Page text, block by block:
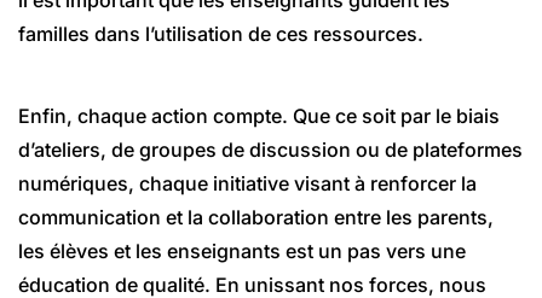
familles dans l’utilisation de ces ressources.
Enfin, chaque action compte. Que ce soit par le biais
d’ateliers, de groupes de discussion ou de plateformes
numériques, chaque initiative visant à renforcer la
communication et la collaboration entre les parents,
les élèves et les enseignants est un pas vers une
éducation de qualité. En unissant nos forces, nous